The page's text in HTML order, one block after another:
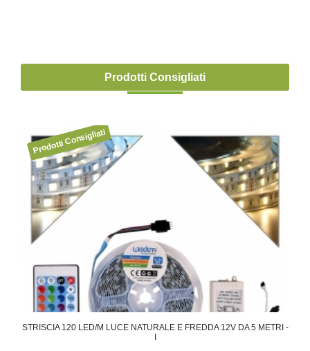
Prodotti Consigliati
STRISCIA 120 LED/M LUCE NATURALE E FREDDA 12V DA 5 METRI -
I